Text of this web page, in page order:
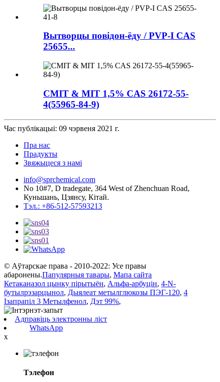
Вытворцы повідон-ёду / PVP-I CAS
25655...
CMIT & MIT 1,5% CAS 26172-55-
4(55965-84-9)
Час публікацыі: 09 чэрвеня 2021 г.
Пра нас
Прадукты
Звяжыцеся з намі
info@sprchemical.com
No 10#7, D tradegate, 364 West of Zhenchuan Road,
Куньшань, Цзянсу, Кітай.
Тэл.: +86-512-57593213
© Аўтарскае права - 2010-2022: Усе правы
абаронены.Папулярныя тавары, Мапа сайта
Кетаканазол цынку пірытыён, Альфа-арбуцін, 4-N-
бутылрэзарцынол, Дыялеат метылглюкозы ПЭГ-120, 4
Ізапрапіл 3 Метылфенол, Дэт 99%,
Адправіць электронны ліст
WhatsApp
x
Тэлефон